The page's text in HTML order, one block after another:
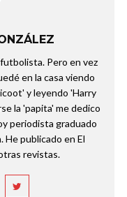
Pero en vez
en la casa viendo
y leyendo 'Harry
la 'papita' me dedico
periodista graduado
He publicado en El
revistas.